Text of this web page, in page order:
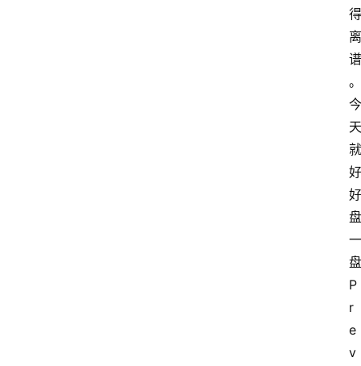
得
离
谱
。
今
天
就
好
好
盘
一
盘
P
r
e
v